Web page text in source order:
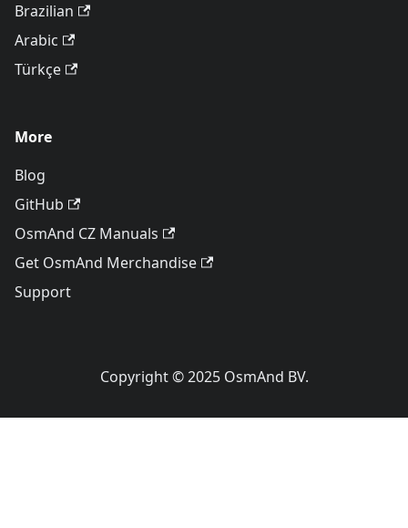
Brazilian
Arabic
Türkçe
More
Blog
GitHub
OsmAnd CZ Manuals
Get OsmAnd Merchandise
Support
Copyright © 2025 OsmAnd BV.